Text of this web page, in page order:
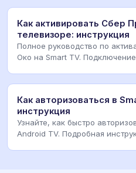
Как активировать Сбер
телевизоре: инструкция
Полное руководство по
Око на Smart TV.
Как авторизоваться в
инструкция
Узнайте, как быстро
Android TV. Подробная